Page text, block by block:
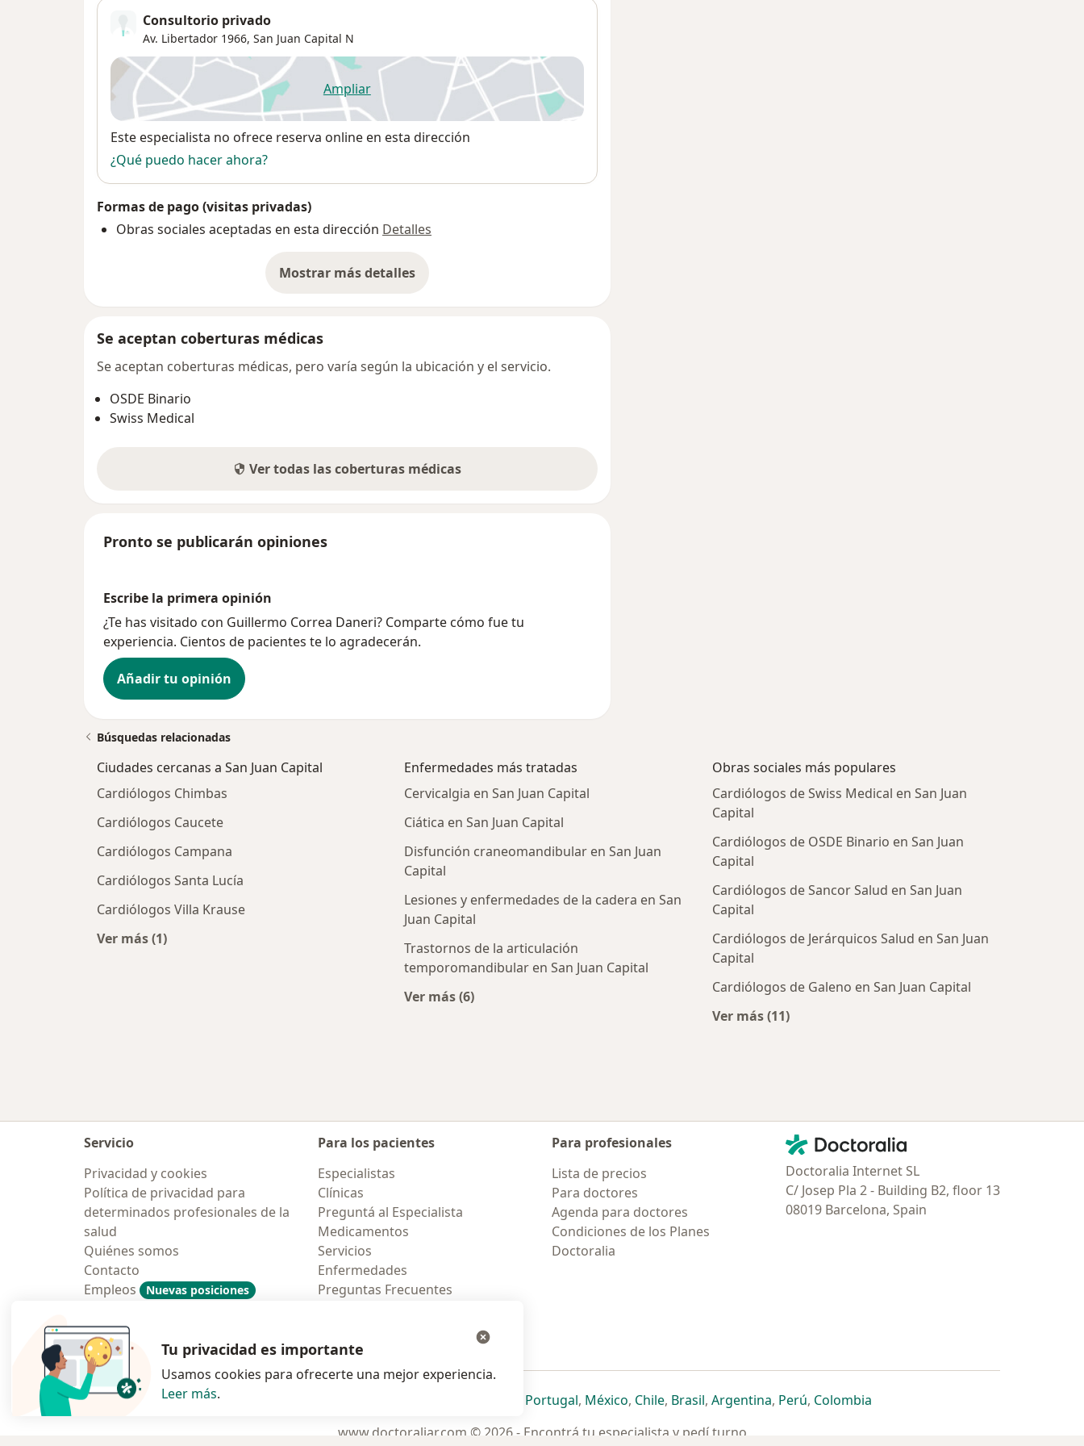
Consultorio privado
Av. Libertador 1966, San Juan Capital N
Ampliarse abre en una nueva pestaña
Disponibilidad
Este especialista no ofrece reserva online en esta dirección
¿Qué puedo hacer ahora?
Formas de pago (visitas privadas)
Obras sociales aceptadas en esta dirección Detalles
Mostrar más detalles
sobre la dirección
Se aceptan coberturas médicas
Se aceptan coberturas médicas, pero varía según la ubicación y el servicio.
OSDE Binario
Swiss Medical
Ver todas las coberturas médicas
Pronto se publicarán opiniones
Escribe la primera opinión
¿Te has visitado con Guillermo Correa Daneri? Comparte cómo fue tu
experiencia. Cientos de pacientes te lo agradecerán.
Añadir tu opinión
Búsquedas relacionadas
Ciudades cercanas a San Juan Capital
Cardiólogos Chimbas
Cardiólogos Caucete
Cardiólogos Campana
Cardiólogos Santa Lucía
Cardiólogos Villa Krause
Ver más (1)
Más en esta categoría: Ciudades cercanas a San Juan Capital
Enfermedades más tratadas
Cervicalgia en San Juan Capital
Ciática en San Juan Capital
Disfunción craneomandibular en San Juan
Capital
Lesiones y enfermedades de la cadera en San
Juan Capital
Trastornos de la articulación
temporomandibular en San Juan Capital
Ver más (6)
Más en esta categoría: Enfermedades más tratadas
Obras sociales más populares
Cardiólogos de Swiss Medical en San Juan
Capital
Cardiólogos de OSDE Binario en San Juan
Capital
Cardiólogos de Sancor Salud en San Juan
Capital
Cardiólogos de Jerárquicos Salud en San Juan
Capital
Cardiólogos de Galeno en San Juan Capital
Ver más (11)
Servicio
Privacidad y cookies
Política de privacidad para
determinados profesionales de la
salud
Quiénes somos
Contacto
Empleos
Nuevas posiciones
Contratación
Para los pacientes
Especialistas
Clínicas
Preguntá al Especialista
Medicamentos
Servicios
Enfermedades
Preguntas Frecuentes
Para profesionales
Lista de precios
Para doctores
Agenda para doctores
Condiciones de los Planes
Doctoralia
Contacto
Doctoralia - Página de inicio
Doctoralia Internet SL
C/ Josep Pla 2 - Building B2, floor 13
08019 Barcelona, Spain
Polska se abre en una nueva pestaña
se abre en una nueva pestaña
se abre en una nueva pestaña
se abre en una nueva pestaña
Portugalse abre en una nueva pestaña
, Méxicose abre en una nueva pestaña
, Chilese abre en una nueva pestaña
, Brasilse abre en una nueva pestaña
, Argentinase abre en una nueva pestaña
, Perúse abre en una nueva pestaña
, Colombiase abre en una nueva pestaña
www.doctoraliar.com © 2026 - Encontrá tu especialista y pedí turno
Tu privacidad es importante
Usamos cookies para ofrecerte una mejor experiencia.
Leer más.